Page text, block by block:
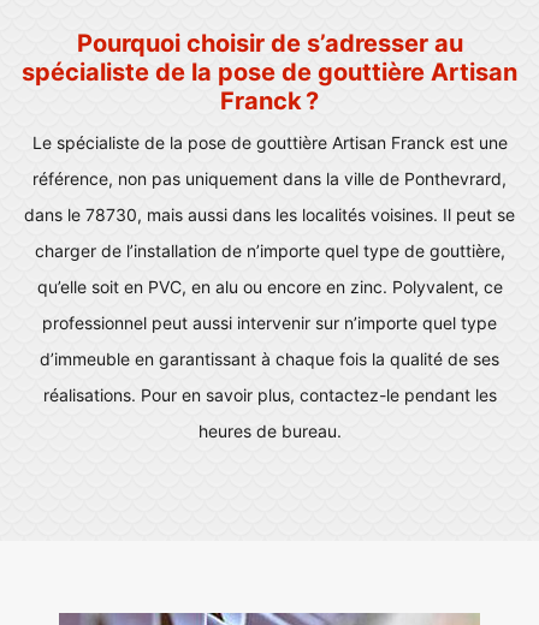
Pourquoi choisir de s’adresser au
spécialiste de la pose de gouttière Artisan
Franck ?
Le spécialiste de la pose de gouttière Artisan Franck est une
référence, non pas uniquement dans la ville de Ponthevrard,
dans le 78730, mais aussi dans les localités voisines. Il peut se
charger de l’installation de n’importe quel type de gouttière,
qu’elle soit en PVC, en alu ou encore en zinc. Polyvalent, ce
professionnel peut aussi intervenir sur n’importe quel type
d’immeuble en garantissant à chaque fois la qualité de ses
réalisations. Pour en savoir plus, contactez-le pendant les
heures de bureau.